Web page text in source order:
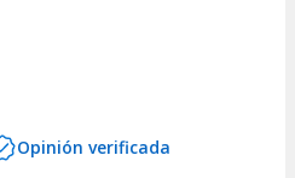
Opinión verificada